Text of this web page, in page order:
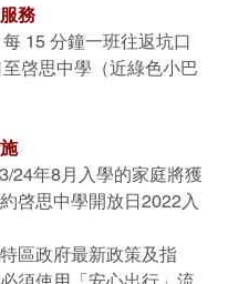
務
15 分鐘一班往返坑口
啓思中學（近綠色小巴
24年8月入學的家庭將獲
啓思中學開放日2022入
區政府最新政策及指